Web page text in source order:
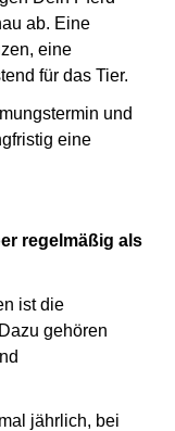
ab. Eine
eine
für das Tier.
und
eine
regelmäßig als
ist die
gehören
jährlich, bei